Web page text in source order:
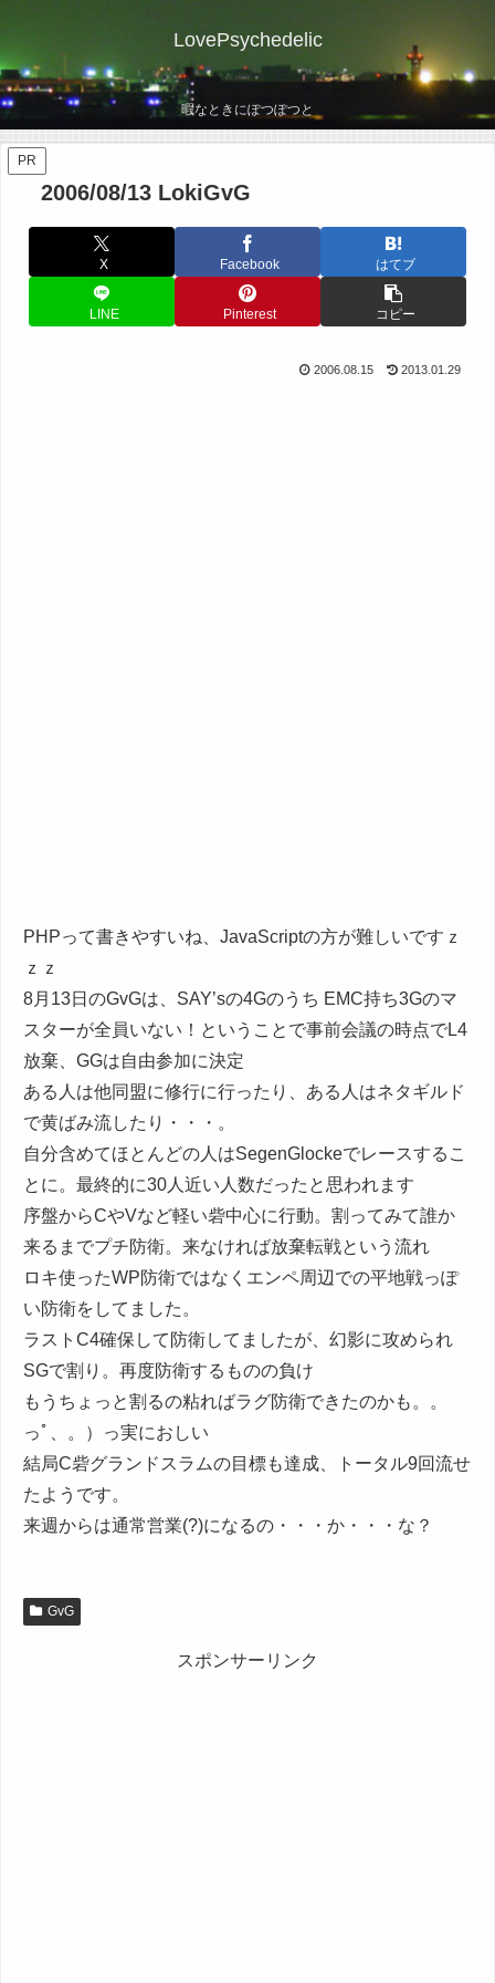
LovePsychedelic
暇なときにぽつぽつと
PR
2006/08/13 LokiGvG
X Facebook はてブ
LINE Pinterest コピー
2006.08.15 2013.01.29
PHPって書きやすいね、JavaScriptの方が難しいですｚ
ｚｚ
8月13日のGvGは、SAY’sの4Gのうち EMC持ち3Gのマ
スターが全員いない！ということで事前会議の時点でL4
放棄、GGは自由参加に決定
ある人は他同盟に修行に行ったり、ある人はネタギルド
で黄ばみ流したり・・・。
自分含めてほとんどの人はSegenGlockeでレースするこ
とに。最終的に30人近い人数だったと思われます
序盤からCやVなど軽い砦中心に行動。割ってみて誰か
来るまでプチ防衛。来なければ放棄転戦という流れ
ロキ使ったWP防衛ではなくエンペ周辺での平地戦っぽ
い防衛をしてました。
ラストC4確保して防衛してましたが、幻影に攻められ
SGで割り。再度防衛するものの負け
もうちょっと割るの粘ればラグ防衛できたのかも。。
っﾟ、。）っ実におしい
結局C砦グランドスラムの目標も達成、トータル9回流せ
たようです。
来週からは通常営業(?)になるの・・・か・・・な？
GvG
スポンサーリンク